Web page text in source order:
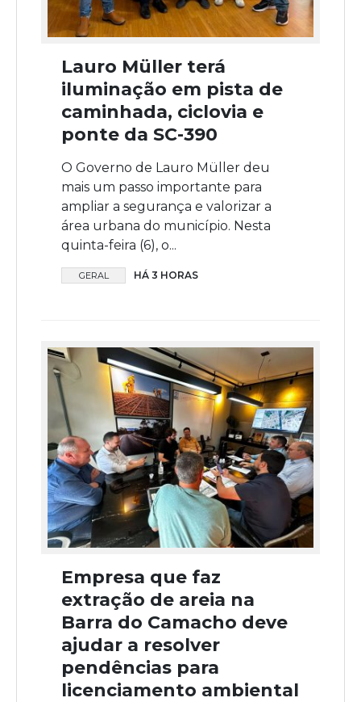
Lauro Müller terá
iluminação em pista de
caminhada, ciclovia e
ponte da SC-390
O Governo de Lauro Müller deu
mais um passo importante para
ampliar a segurança e valorizar a
área urbana do município. Nesta
quinta-feira (6), o...
GERAL HÁ 3 HORAS
Empresa que faz
extração de areia na
Barra do Camacho deve
ajudar a resolver
pendências para
licenciamento ambiental